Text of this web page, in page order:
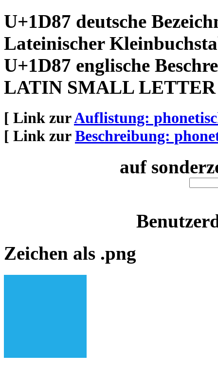
U+1D87 deutsche
Lateinischer
U+1D87 englische
LATIN SMALL
[ Link zurAuflistung:
[ Link zurBeschreibung:
auf
Zeichen als .png